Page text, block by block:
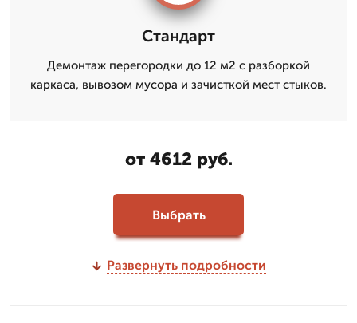
Стандарт
Демонтаж перегородки до 12 м2 с разборкой
каркаса, вывозом мусора и зачисткой мест стыков.
от 4612 руб.
Выбрать
Развернуть подробности